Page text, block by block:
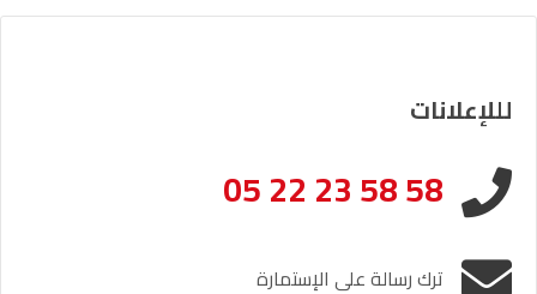
لللإعلانات
05 22 23 58 58
ترك رسالة على الإستمارة